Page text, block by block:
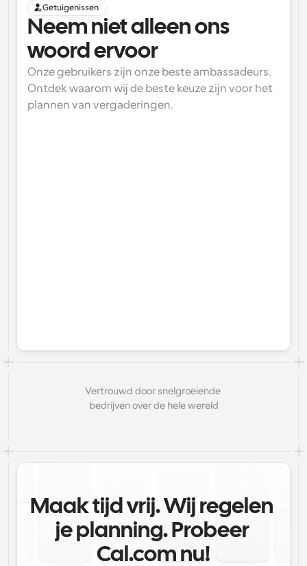
Getuigenissen
Neem niet alleen ons
woord ervoor
Onze gebruikers zijn onze beste ambassadeurs.
Ontdek waarom wij de beste keuze zijn voor het
plannen van vergaderingen.
Vertrouwd door snelgroeiende
bedrijven over de hele wereld
Maak tijd vrij. Wij regelen
je planning. Probeer
Cal.com nu!